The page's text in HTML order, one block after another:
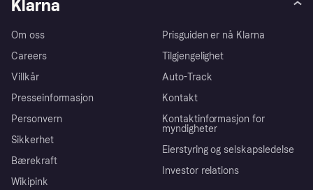
Klarna
Om oss
Careers
Villkår
Presseinformasjon
Personvern
Sikkerhet
Bærekraft
Wikipink
Prisguiden er nå Klarna
Tilgjengelighet
Auto-Track
Kontakt
Kontaktinformasjon for
myndigheter
Eierstyring og selskapsledelse
Investor relations